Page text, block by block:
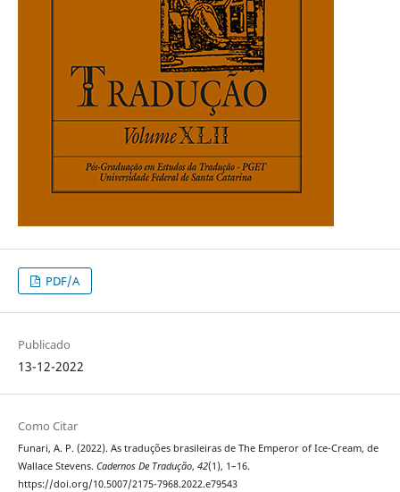
PDF/A
Publicado
13-12-2022
Como Citar
Funari, A. P. (2022). As traduções brasileiras de The Emperor of Ice-Cream, de
Wallace Stevens. Cadernos De Tradução, 42(1), 1–16.
https://doi.org/10.5007/2175-7968.2022.e79543